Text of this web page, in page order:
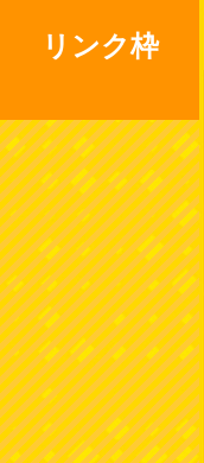
リンク枠